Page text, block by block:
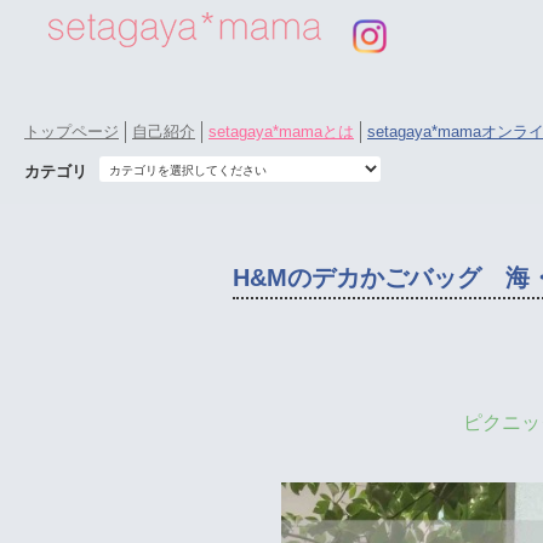
トップページ 自己紹介 setagaya*mamaとは setagaya*mamaオンラ
カテゴリ
H&Mのデカかごバッグ 海
ピクニ